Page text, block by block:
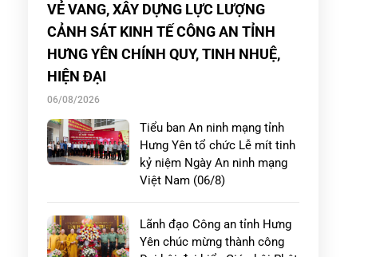
VẺ VANG, XÂY DỰNG LỰC LƯỢNG
CẢNH SÁT KINH TẾ CÔNG AN TỈNH
HƯNG YÊN CHÍNH QUY, TINH NHUỆ,
HIỆN ĐẠI
06/08/2026
Tiểu ban An ninh mạng tỉnh
Hưng Yên tổ chức Lễ mít tinh
kỷ niệm Ngày An ninh mạng
Việt Nam (06/8)
Lãnh đạo Công an tỉnh Hưng
Yên chúc mừng thành công